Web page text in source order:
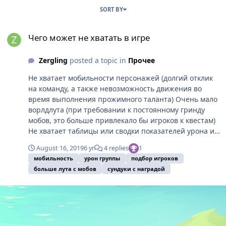
SORT BY
Чего может не хватать в игре
Zergling posted a topic in Прочее
Не хватает мобильности персонажей (долгий отклик
на команду, а также невозможность движения во
время выполнения прожимного таланта) Очень мало
ворлдлута (при требовании к постоянному гринду
мобов, это больше привлекало бы игроков к квестам)
Не хватает таблицы или сводки показателей урона и
отхила участников группы для сравнения Очень
быстрое восстановление мобов в подземельях после
их убийства (после смерти группе приходится
убивать их заново, что сразу лишает возможности
пройти подземелье вовремя, из-за чего игроки
покидают группу и нет автоматического добора)
Слишком большой промежуток времени для
открытия сундука за итак непростое прохождение
August 16, 20196 yr 4 replies 1
мобильность урон группы
подбор игроков
больше лута с мобов
сундуки с наградой